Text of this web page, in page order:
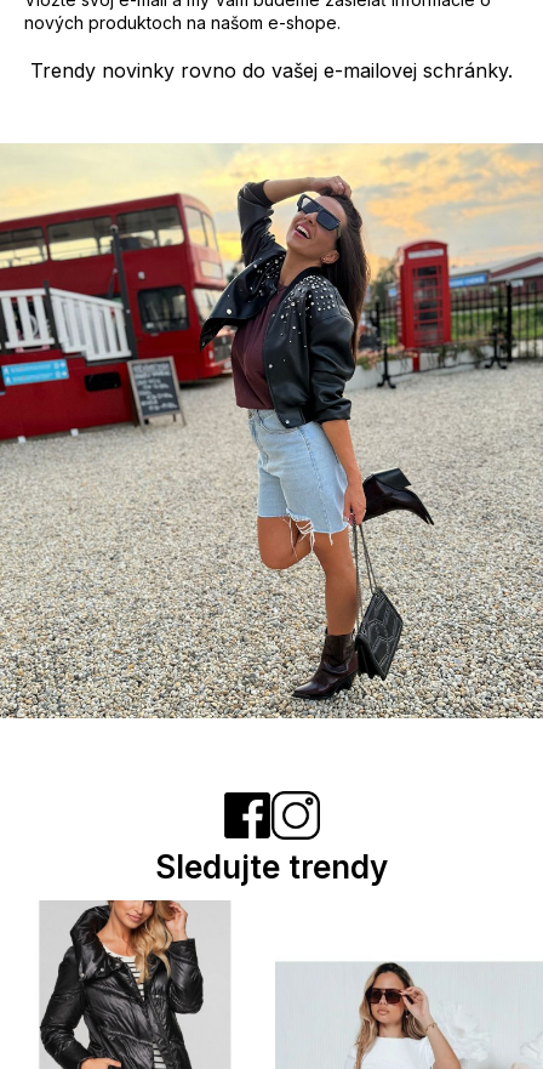
Trendy novinky rovno do vašej e-mailovej schránky.
nových produktoch na našom e-shope.